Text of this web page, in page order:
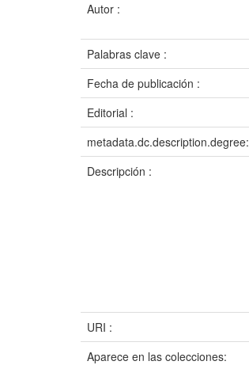
Autor :
Palabras clave :
Fecha de publicación :
Editorial :
metadata.dc.description.degree:
Descripción :
URI :
Aparece en las colecciones: